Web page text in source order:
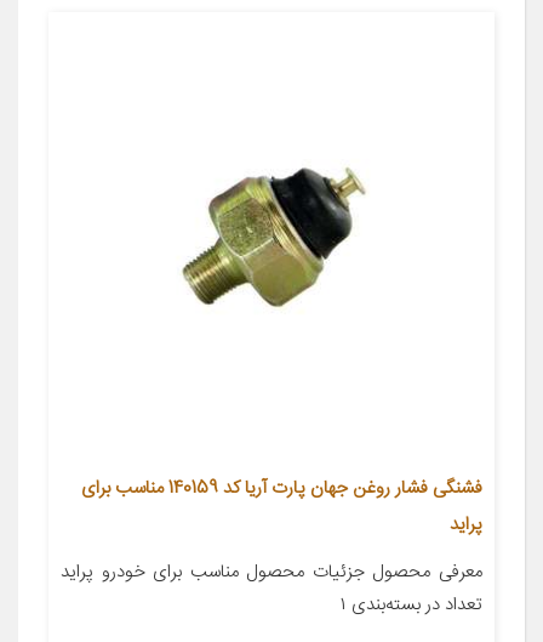
فشنگی فشار روغن جهان پارت آریا کد 140159 مناسب برای
پراید
معرفی محصول جزئیات محصول مناسب برای خودرو پراید
تعداد در بسته‌بندی ۱